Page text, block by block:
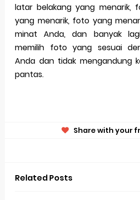
latar belakang yang menarik,
yang menarik, foto yang
minat Anda, dan banyak
memilih foto yang sesuai
Anda dan tidak mengandung
pantas.
Share with your
Related Posts